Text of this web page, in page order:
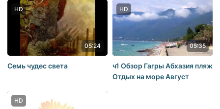
HD
05:24
Семь чудес света
HD
05:35
ч1 Обзор Гагры Абхазия пляж
Отдых на море Август
HD